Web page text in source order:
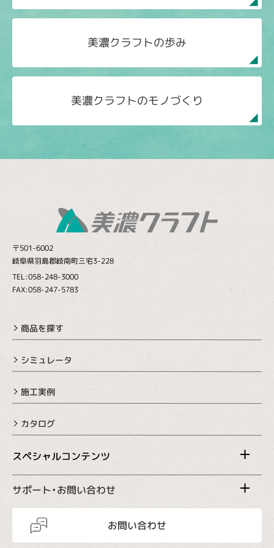
美濃クラフトの歩み
美濃クラフトのモノづくり
〒501-6002
岐阜県羽島郡岐南町三宅3-228
TEL:058-248-3000
FAX:058-247-5783
商品を探す
シミュレータ
施工実例
カタログ
スペシャルコンテンツ
サポート・お問い合わせ
お問い合わせ